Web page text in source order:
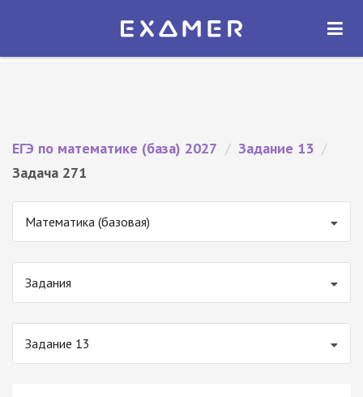
Экзамер — ЕГЭ 2027
ОТКРЫТЬ
ЕГЭ по математике (база) 2027 / Задание 13 /
Задача 271
Математика (базовая)
Задания
Задание 13